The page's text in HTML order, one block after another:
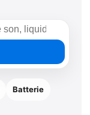
Batterie